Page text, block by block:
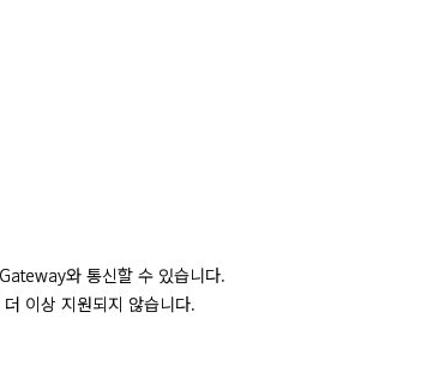
와 통신할 수 있습니다.
이상 지원되지 않습니다.